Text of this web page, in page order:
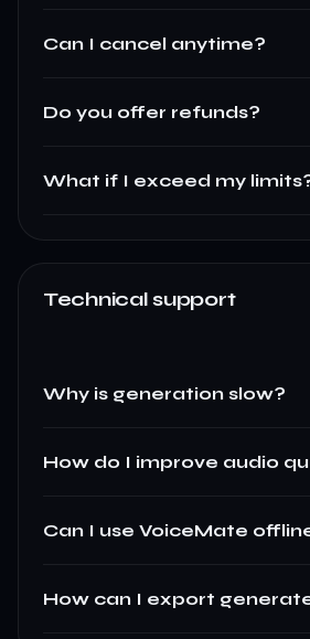
Can I cancel anytime?
Do you offer refunds?
What if I exceed my
Technical support
Why is generation slow?
How do I improve audio
Can I use VoiceMate
How can I export